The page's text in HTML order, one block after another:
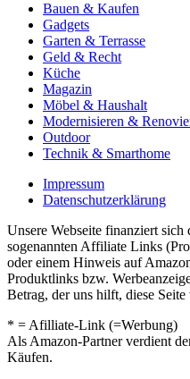
Bauen & Kaufen
Gadgets
Garten & Terrasse
Geld & Recht
Küche
Magazin
Möbel & Haushalt
Modernisieren &
Outdoor
Technik & Smarthome
Impressum
Datenschutzerklärung
Unsere Webseite finanziert sich
sogenannten Affiliate Links
oder einem Hinweis auf
Produktlinks bzw.
Betrag, der uns hilft, diese Seite
* = Afilliate-Link (=Werbung)
Als Amazon-Partner verdient
Käufen.